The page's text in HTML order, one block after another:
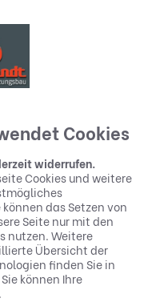
Cookies
widerrufen.
Cookies und weitere
das Setzen von
Seite nur mit den
nutzen. Weitere
Übersicht der
finden Sie in
Sie können Ihre